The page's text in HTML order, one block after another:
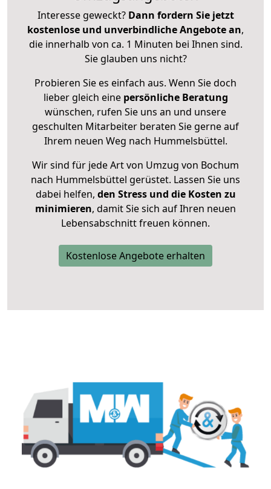
Interesse geweckt? Dann fordern Sie jetzt
kostenlose und unverbindliche Angebote an,
die innerhalb von ca. 1 Minuten bei Ihnen sind.
Sie glauben uns nicht?
Probieren Sie es einfach aus. Wenn Sie doch
lieber gleich eine persönliche Beratung
wünschen, rufen Sie uns an und unsere
geschulten Mitarbeiter beraten Sie gerne auf
Ihrem neuen Weg nach Hummelsbüttel.
Wir sind für jede Art von Umzug von Bochum
nach Hummelsbüttel gerüstet. Lassen Sie uns
dabei helfen, den Stress und die Kosten zu
minimieren, damit Sie sich auf Ihren neuen
Lebensabschnitt freuen können.
Kostenlose Angebote erhalten